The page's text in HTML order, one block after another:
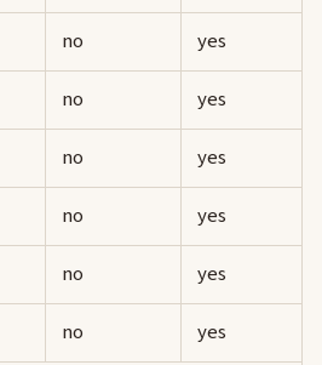
no
yes
no
yes
no
yes
no
yes
no
yes
no
yes